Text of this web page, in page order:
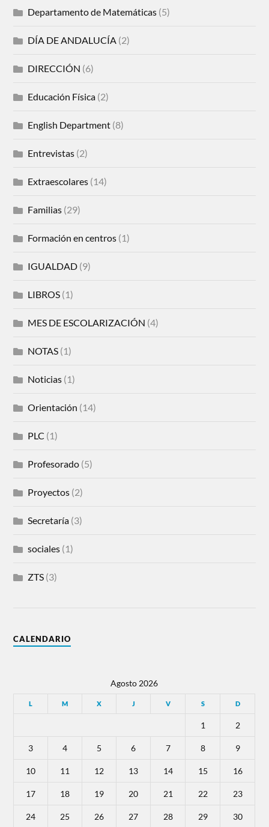
Departamento de Matemáticas (5)
DÍA DE ANDALUCÍA (2)
DIRECCIÓN (6)
Educación Física (2)
English Department (8)
Entrevistas (2)
Extraescolares (14)
Familias (29)
Formación en centros (1)
IGUALDAD (9)
LIBROS (1)
MES DE ESCOLARIZACIÓN (4)
NOTAS (1)
Noticias (1)
Orientación (14)
PLC (1)
Profesorado (5)
Proyectos (2)
Secretaría (3)
sociales (1)
ZTS (3)
CALENDARIO
Agosto 2026
L M X J V S D
1 2
3 4 5 6 7 8 9
10 11 12 13 14 15 16
17 18 19 20 21 22 23
24 25 26 27 28 29 30